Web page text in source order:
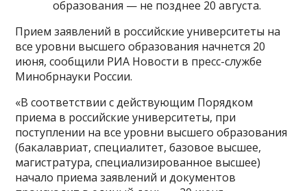
образования — не позднее 20 августа.
Прием заявлений в российские университеты на
все уровни высшего образования начнется 20
июня, сообщили РИА Новости в пресс-службе
Минобрнауки России.
«В соответствии с действующим Порядком
приема в российские университеты, при
поступлении на все уровни высшего образования
(бакалавриат, специалитет, базовое высшее,
магистратура, специализированное высшее)
начало приема заявлений и документов